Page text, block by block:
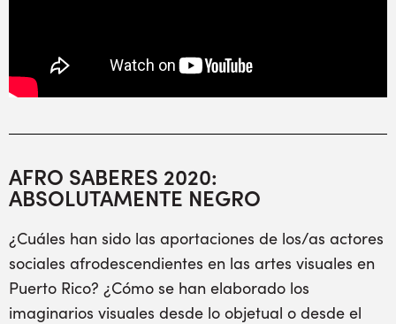
AFRO SABERES 2020:
ABSOLUTAMENTE NEGRO
¿Cuáles han sido las aportaciones de los/as actores
sociales afrodescendientes en las artes visuales en
Puerto Rico? ¿Cómo se han elaborado los
imaginarios visuales desde lo objetual o desde el